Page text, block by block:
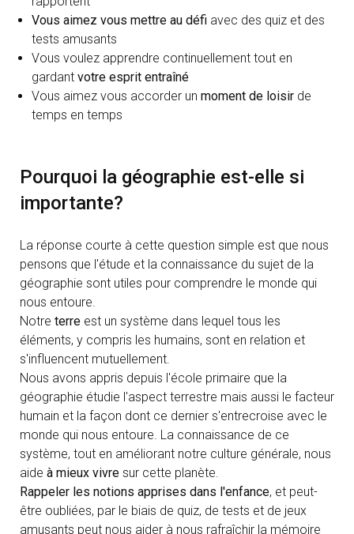
Vous aimez vous mettre au défi avec des quiz et des
tests amusants
Vous voulez apprendre continuellement tout en
gardant votre esprit entraîné
Vous aimez vous accorder un moment de loisir de
temps en temps
Pourquoi la géographie est-elle si
importante?
La réponse courte à cette question simple est que nous
pensons que l'étude et la connaissance du sujet de la
géographie sont utiles pour comprendre le monde qui
nous entoure.
Notre terre est un système dans lequel tous les
éléments, y compris les humains, sont en relation et
s'influencent mutuellement.
Nous avons appris depuis l'école primaire que la
géographie étudie l'aspect terrestre mais aussi le facteur
humain et la façon dont ce dernier s'entrecroise avec le
monde qui nous entoure. La connaissance de ce
système, tout en améliorant notre culture générale, nous
aide à mieux vivre sur cette planète.
Rappeler les notions apprises dans l'enfance, et peut-
être oubliées, par le biais de quiz, de tests et de jeux
amusants peut nous aider à nous rafraîchir la mémoire